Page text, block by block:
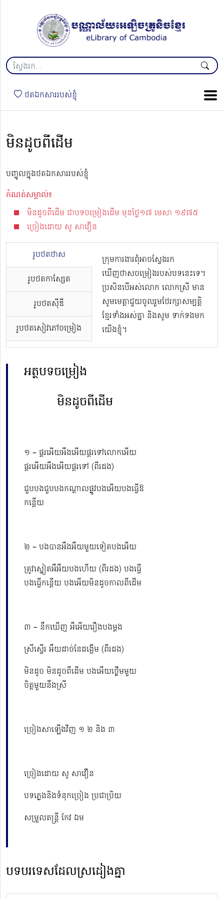
ថតឯកសាររបស់ខ្ញុំ
មិនដូចពីដើម
បញ្ចូលក្នុងថតឯកសាររបស់ខ្ញុំ
កំណត់សម្គាល់៖
មិនដូចពីដើម ជាបទចម្រៀងដេីម មុនថ្ងៃ១៧ មេសា ១៩៧៥
ច្រៀងដោយ សូ សាវឿន
រូបថតថាស
រូបថតកាសែ្សត
រូបថតស៊ីឌី
រូបថតសៀវភៅចម្រៀង
ក្រុមការងារពុំអាចស្វែងរក
ឃើញថាសចម្រៀងរបស់បទនេះទេ។
ប្រសិនបើអស់លោក លោកស្រី មាន
សូមមេត្តាជួយចូលរួមថែរក្សាសម្បត្តិ
ខ្មែរទាំងអស់គ្នា និងសូម ទាក់ទងមក
យើងខ្ញុំ។
អត្ថបទចម្រៀង
មិនដូចពីដើម
១ – ផ្គរអើយអឺងអើយផ្គរទៅលោកអើយ
ផ្គរអើយអឺងអើយផ្គរទៅ (ពីរដង)
ជួបបងជួបបងកណ្តាលផ្លូវបងអើយបងធ្វើឱ
កន្តើយ
២ – បងបានអឺងអឺយមួយទៀតបងអើយ
ត្រូវស្នៀតអឺអឺយបងហើយ (ពីរដង) បងធ្វើ
បងធ្វើកន្តើយ បងអើយមិនដូចកាលពីដើម
៣ – នឹកឃើញ អឺអើយរឿងបងម្តង
ស្រីស្ទើរ អឺយដាច់នែដង្ហើម (ពីរដង)
មិនដូច មិនដូចពីដើម បងអើយថ្លើមមួយ
ចិត្តមួយនឹងស្រី
ច្រៀងសាឡើងវិញ ១ ២ និង ៣
ច្រៀងដោយ សូ សាវឿន
បទភ្លេងនិងទំនុកច្រៀង ប្រជាប្រិយ
សម្រួលតន្ត្រី កែវ ឯម
បទបរទេសដែលស្រដៀងគ្នា